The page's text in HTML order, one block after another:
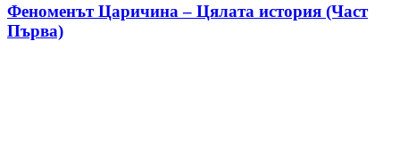
Феноменът Царичина – Цялата история (Част
Първа)